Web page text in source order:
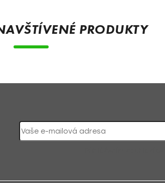
PRODUKTY